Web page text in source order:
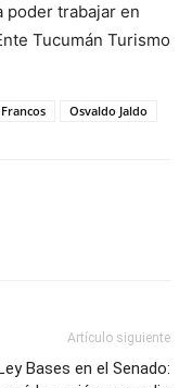
poder trabajar en
Tucumán Turismo
Osvaldo Jaldo
Artículo siguiente
Bases en el Senado: